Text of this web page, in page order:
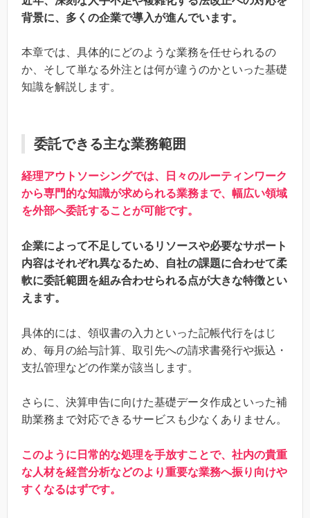
背景に、多くの企業で導入が進んでいます。
本章では、具体的にどのような業務を任せられるの
か、そして単なる外注とは何が違うのかといった基礎
知識を解説します。
委託できる主な業務範囲
経理アウトソーシングでは、日々のルーティンワーク
から専門的な知識が求められる業務まで、幅広い領域
を外部へ委託することが可能です。
企業によって不足しているリソースや必要なサポート
内容はそれぞれ異なるため、自社の課題に合わせて柔
軟に委託範囲を組み合わせられる点が大きな特徴とい
えます。
具体的には、領収書の入力といった記帳代行をはじ
め、毎月の給与計算、取引先への請求書発行や振込・
支払管理などの作業が該当します。
さらに、決算申告に向けた基礎データ作成といった補
助業務まで対応できるサービスも少なくありません。
このように日常的な処理を手放すことで、社内の貴重
な人材を経営分析などのより重要な業務へ振り向けや
すくなるはずです。